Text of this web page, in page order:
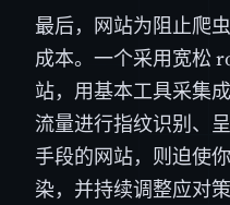
最后，网站为阻止爬
成本。一个采用宽松
站，用基本工具采集
流量进行指纹识别、
手段的网站，则迫使
染，并持续调整应对